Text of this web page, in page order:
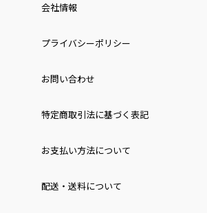
会社情報
プライバシーポリシー
お問い合わせ
特定商取引法に基づく表記
お⽀払い⽅法について
配送・送料について